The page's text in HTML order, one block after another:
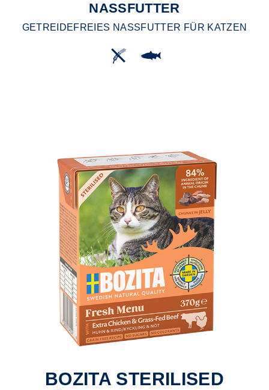
NASSFUTTER
GETREIDEFREIES NASSFUTTER FÜR KATZEN
BOZITA STERILISED